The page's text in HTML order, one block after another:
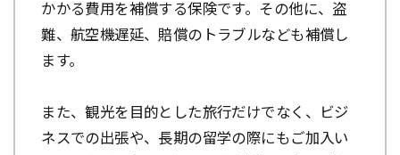
かかる費用を補償する保険です。その他に、盗
難、航空機遅延、賠償のトラブルなども補償し
ます。
また、観光を目的とした旅行だけでなく、ビジ
ネスでの出張や、長期の留学の際にもご加入い